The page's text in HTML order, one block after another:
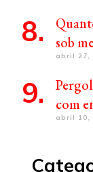
sob
abril 27,
com
abril 10,